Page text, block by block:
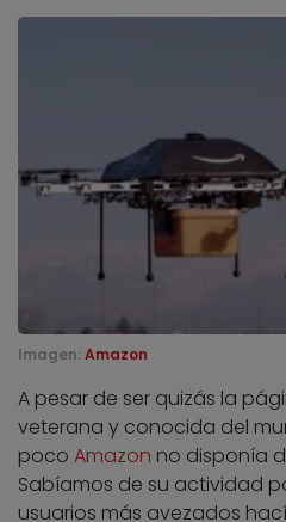
Imagen: Amazon
A pesar de ser quizás la
veterana y conocida del
poco Amazon no disponía
Sabíamos de su actividad
usuarios más avezados